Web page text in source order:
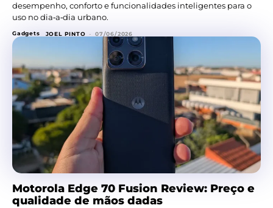
desempenho, conforto e funcionalidades inteligentes para o
uso no dia‑a‑dia urbano.
Gadgets JOEL PINTO - 07/06/2026
Motorola Edge 70 Fusion Review: Preço e
qualidade de mãos dadas